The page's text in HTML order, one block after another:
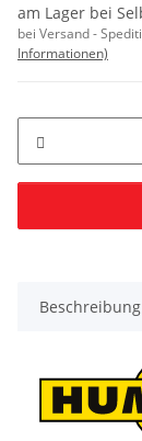
am Lager bei
bei Versand -
Informationen)
Beschreibung